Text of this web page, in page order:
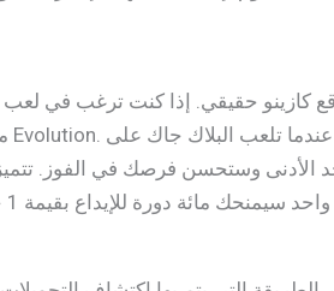
وستحسن فرصك في الفوز.